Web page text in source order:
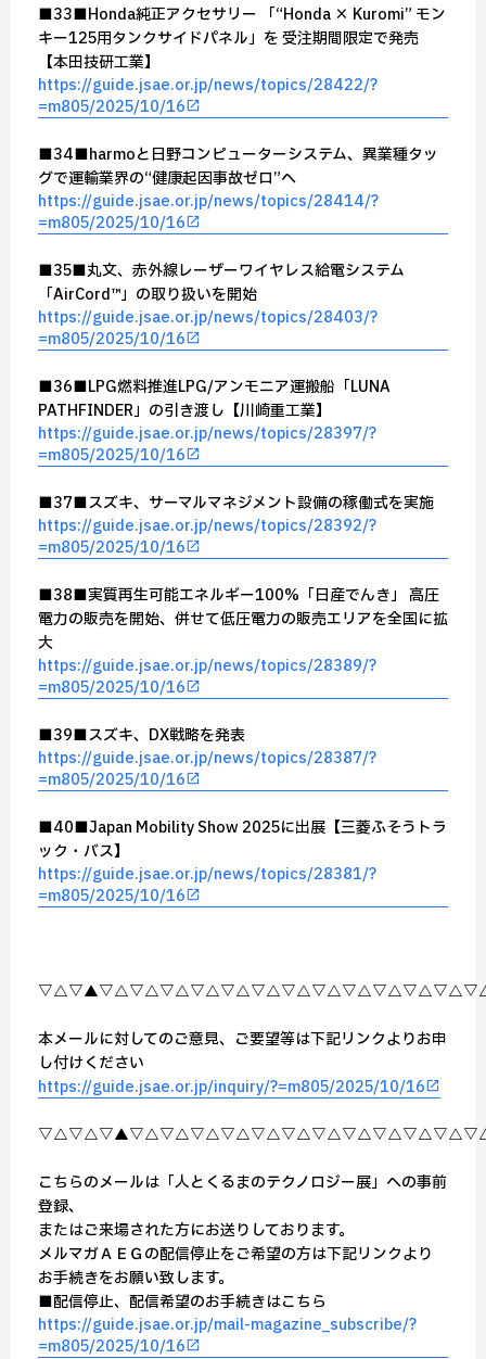
■33■Honda純正アクセサリー 「“Honda × Kuromi” モン
キー125用タンクサイドパネル」を 受注期間限定で発売
【本田技研工業】
https://guide.jsae.or.jp/news/topics/28422/?
=m805/2025/10/16
■34■harmoと日野コンピューターシステム、異業種タッ
グで運輸業界の“健康起因事故ゼロ”へ
https://guide.jsae.or.jp/news/topics/28414/?
=m805/2025/10/16
■35■丸文、赤外線レーザーワイヤレス給電システム
「AirCord™」の取り扱いを開始
https://guide.jsae.or.jp/news/topics/28403/?
=m805/2025/10/16
■36■LPG燃料推進LPG/アンモニア運搬船「LUNA
PATHFINDER」の引き渡し【川崎重工業】
https://guide.jsae.or.jp/news/topics/28397/?
=m805/2025/10/16
■37■スズキ、サーマルマネジメント設備の稼働式を実施
https://guide.jsae.or.jp/news/topics/28392/?
=m805/2025/10/16
■38■実質再生可能エネルギー100%「日産でんき」 高圧
電力の販売を開始、併せて低圧電力の販売エリアを全国に拡
大
https://guide.jsae.or.jp/news/topics/28389/?
=m805/2025/10/16
■39■スズキ、DX戦略を発表
https://guide.jsae.or.jp/news/topics/28387/?
=m805/2025/10/16
■40■Japan Mobility Show 2025に出展【三菱ふそうトラ
ック・バス】
https://guide.jsae.or.jp/news/topics/28381/?
=m805/2025/10/16
本メールに対してのご意見、ご要望等は下記リンクよりお申
し付けください
https://guide.jsae.or.jp/inquiry/?=m805/2025/10/16
こちらのメールは「人とくるまのテクノロジー展」への事前
登録、
またはご来場された方にお送りしております。
メルマガＡＥＧの配信停止をご希望の方は下記リンクより
お手続きをお願い致します。
■配信停止、配信希望のお手続きはこちら
https://guide.jsae.or.jp/mail-magazine_subscribe/?
=m805/2025/10/16